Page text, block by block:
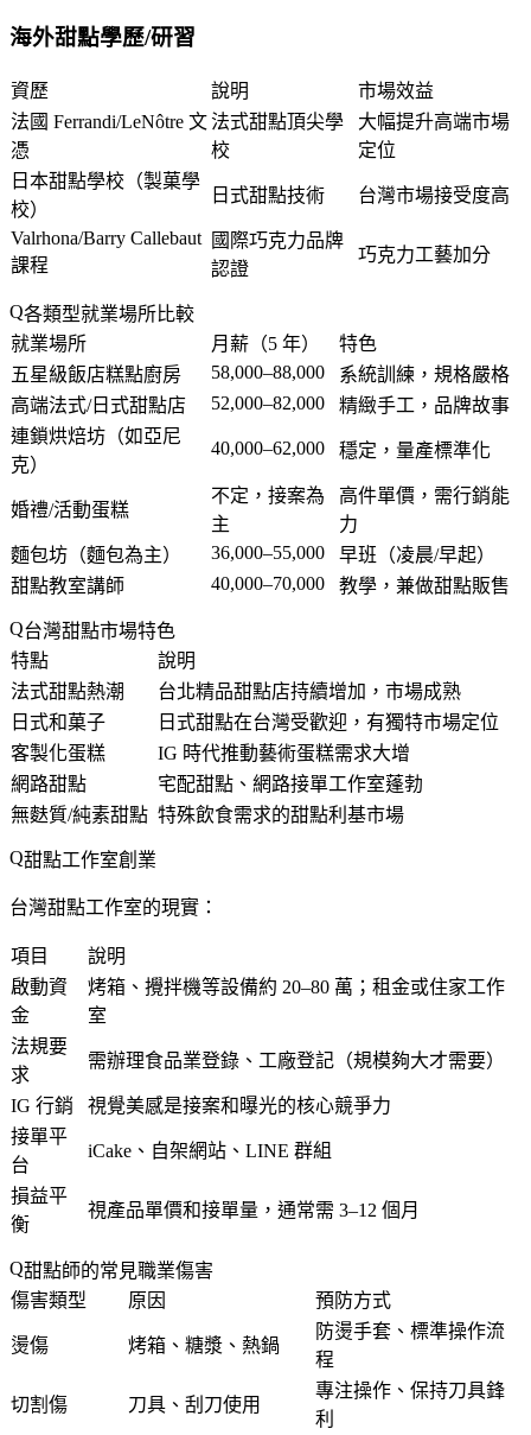
海外甜點學歷/研習
資歷 說明
市場效益
法國 Ferrandi/LeNôtre 文
憑
法式甜點頂尖學
校
大幅提升高端市場
定位
日本甜點學校（製菓學
校）
日式甜點技術 台灣市場接受度高
Valrhona/Barry Callebaut
課程
國際巧克力品牌
認證
巧克力工藝加分
各類型就業場所比較
就業場所
月薪（5 年）
特色
五星級飯店糕點廚房
58,000–88,000
系統訓練，規格嚴格
高端法式/日式甜點店
52,000–82,000
精緻手工，品牌故事
連鎖烘焙坊（如亞尼
克）
40,000–62,000 穩定，量產標準化
婚禮/活動蛋糕
不定，接案為
主
高件單價，需行銷能
力
麵包坊（麵包為主）
36,000–55,000
早班（凌晨/早起）
甜點教室講師
40,000–70,000 教學，兼做甜點販售
台灣甜點市場特色
特點
說明
法式甜點熱潮
台北精品甜點店持續增加，市場成熟
日式和菓子
日式甜點在台灣受歡迎，有獨特市場定位
客製化蛋糕
IG 時代推動藝術蛋糕需求大增
網路甜點
宅配甜點、網路接單工作室蓬勃
無麩質/純素甜點 特殊飲食需求的甜點利基市場
甜點工作室創業
台灣甜點工作室的現實：
項目
說明
啟動資
金
烤箱、攪拌機等設備約 20–80 萬；租金或住家工作
室
法規要
求
需辦理食品業登錄、工廠登記（規模夠大才需要）
IG 行銷
視覺美感是接案和曝光的核心競爭力
接單平
台
iCake、自架網站、LINE 群組
損益平
衡
視產品單價和接單量，通常需 3–12 個月
甜點師的常見職業傷害
傷害類型
原因 預防方式
燙傷 烤箱、糖漿、熱鍋
防燙手套、標準操作流
程
切割傷 刀具、刮刀使用
專注操作、保持刀具鋒
利